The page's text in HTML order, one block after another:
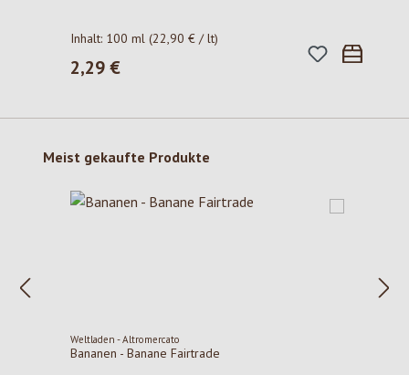
Inhalt: 100 ml(22,90 € / lt)
Regulärer Preis:
2,29 €
Produktgalerie überspringen
Meist gekaufte Produkte
Weltladen - Altromercato
Bananen - Banane Fairtrade